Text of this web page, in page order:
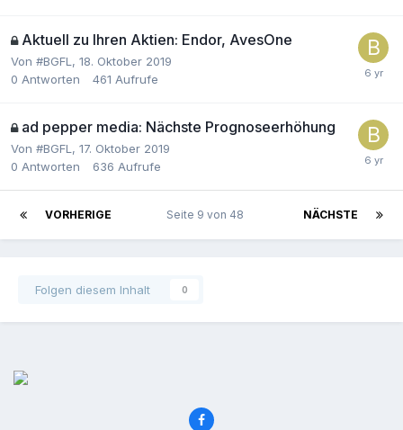
Aktuell zu Ihren Aktien: Endor, AvesOne
Von #BGFL , 18. Oktober 2019
0 Antworten 461 Aufrufe
ad pepper media: Nächste Prognoseerhöhung
Von #BGFL , 17. Oktober 2019
0 Antworten 636 Aufrufe
VORHERIGE NÄCHSTE
Seite 9 von 48
Folgen diesem Inhalt 0